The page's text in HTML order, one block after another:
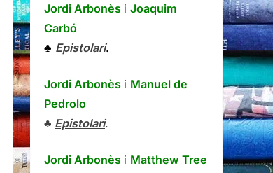
Jordi Arbonès i Joaquim
Carbó
♣ Epistolari.
Jordi Arbonès i Manuel de
Pedrolo
♣ Epistolari.
Jordi Arbonès i Matthew Tree